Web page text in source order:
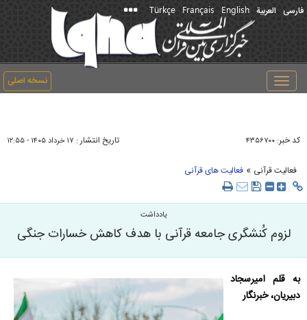
فارسی العربیة English
Français
Türkçe
نسخه اصلی
Toggle
navigation
کد خبر: ۴۳۵۶۷۰۰ تاریخ انتشار : ۱۷ خرداد ۱۴۰۵ - ۱۲:۵۵
فعالیت قرآنی » فعالیت های قرآنی
یادداشت
لزوم کُنشگری جامعه قرآنی با هدف کاهش خسارات جنگی
به قلم امیرسجاد
دبیریان، خبرنگار